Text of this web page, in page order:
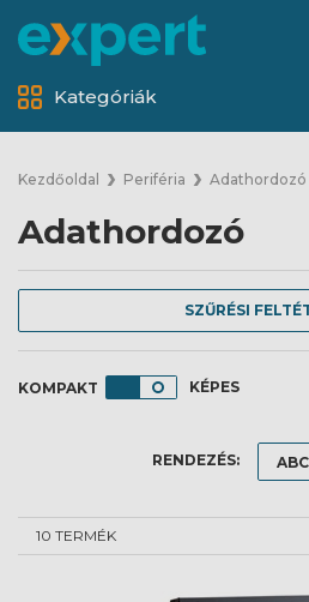
Kategóriák
Kezdőoldal Periféria Adathordozó
Adathordozó
SZŰRÉSI
KÉPES
RENDEZÉS:
10 TERMÉK